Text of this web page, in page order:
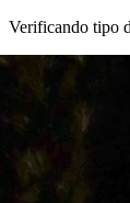
Verificando tipo